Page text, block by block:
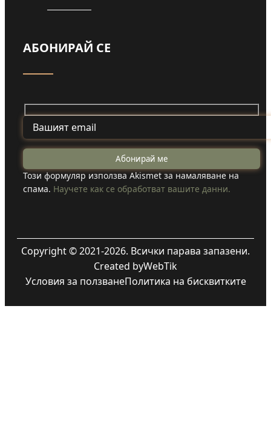
АБОНИРАЙ СЕ
Този формуляр използва Akismet за намаляване на
спама. Научете как се обработват вашите данни.
Copyright © 2021-2026. Всички парава запазени.
Created byWebTik
Условия за ползванеПолитика на бисквитките